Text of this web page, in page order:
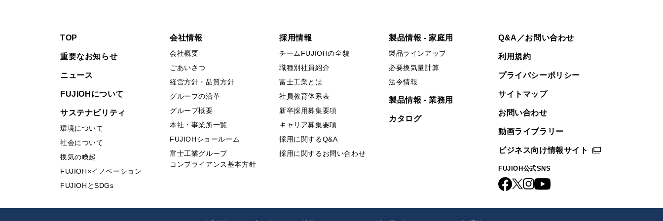
TOP
重要なお知らせ
ニュース
FUJIOHについて
サステナビリティ
環境について
社会について
換気の喚起
FUJIOH×イノベーション
FUJIOHとSDGs
会社情報
会社概要
ごあいさつ
経営方針・品質方針
グループの沿革
グループ概要
本社・事業所一覧
FUJIOHショールーム
富士工業グループ
コンプライアンス基本方針
採用情報
チームFUJIOHの全貌
職種別社員紹介
富士工業とは
社員教育体系表
新卒採用募集要項
キャリア募集要項
採用に関するQ&A
採用に関するお問い合わせ
製品情報 - 家庭用
製品ラインアップ
必要換気量計算
法令情報
製品情報 - 業務用
カタログ
Q&A／お問い合わせ
利用規約
プライバシーポリシー
サイトマップ
お問い合わせ
動画ライブラリー
ビジネス向け情報サイト
FUJIOH公式SNS